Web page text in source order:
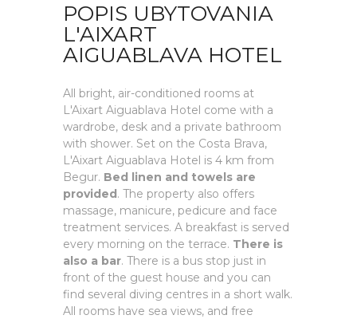
POPIS UBYTOVANIA
L'AIXART
AIGUABLAVA HOTEL
All bright, air-conditioned rooms at
L'Aixart Aiguablava Hotel come with a
wardrobe, desk and a private bathroom
with shower. Set on the Costa Brava,
L'Aixart Aiguablava Hotel is 4 km from
Begur. Bed linen and towels are
provided. The property also offers
massage, manicure, pedicure and face
treatment services. A breakfast is served
every morning on the terrace. There is
also a bar. There is a bus stop just in
front of the guest house and you can
find several diving centres in a short walk.
All rooms have sea views, and free